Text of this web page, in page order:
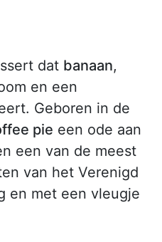
dat banaan,
en een
Geboren in de
pie een ode aan
een van de meest
van het Verenigd
en met een vleugje